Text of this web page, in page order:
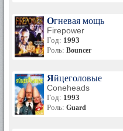
Огневая мощь
Firepower
Год: 1993
Роль: Bouncer
Яйцеголовые
Coneheads
Год: 1993
Роль: Guard